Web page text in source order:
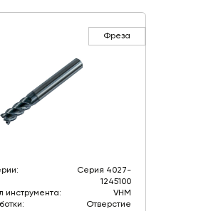
Фреза
Серия 4027-
1245100
инструмента:
VHM
Отверстие